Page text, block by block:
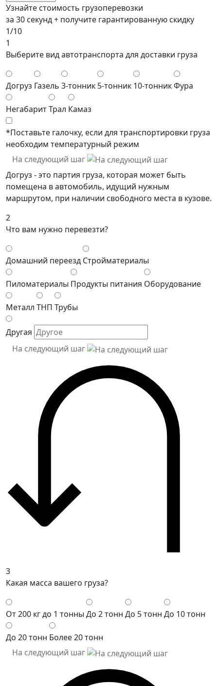
Узнайте стоимость грузоперевозки
за 30 секунд + получите гарантированную скидку
1/10
1
Выберите вид автотранспорта для доставки груза
Догруз Газель 3-тонник 5-тонник 10-тонникФура
НегабаритТрал Камаз
*Поставьте галочку, если для транспортировки груза
необходим температурный режим
На следующий шаг
Догруз - это партия груза, которая может быть
помещена в автомобиль, идущий нужным
маршрутом, при наличии свободного места в кузове.
2
Что вам нужно перевезти?
Домашний переезд Стройматериалы
Пиломатериалы Продукты питания Оборудование
Металл ТНП Трубы
Другая
На следующий шаг
3
Какая масса вашего груза?
От 200 кг до 1 тонны До 2 тонн До 5 тонн До 10 тонн
До 20 тонн Более 20 тонн
На следующий шаг